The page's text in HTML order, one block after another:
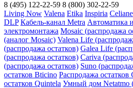
8 (495) 122-22-59 8 (800) 302-22-59
Living Now Valena Etika Inspiria Celiane
DLP Кабель-канал Metra Автоматика
электромонтажа Mosaic (распродажа
(аналог Mosaic) Valena Life
(распродажа остатков) Galea Life
(распродажа остатков) Cariva
(распродажа остатков) Suno
остатков Bticino Распродажа остатков
остатков Quintela Умный дом Netatmo